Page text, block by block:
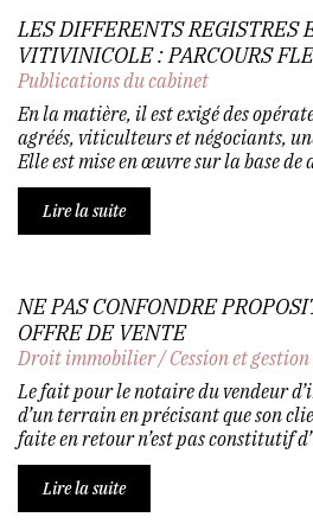
LES DIFFERENTS REGISTRES
VITIVINICOLE : PARCOURS
Publications du cabinet
En la matière, il est exigé des
agréés, viticulteurs et négociants,
Elle est mise en œuvre sur la base de
Lire la suite
NE PAS CONFONDRE
OFFRE DE VENTE
Droit immobilier/Cession et
Le fait pour le notaire du vendeur
d’un terrain en précisant que son
faite en retour n’est pas constitutif
Lire la suite